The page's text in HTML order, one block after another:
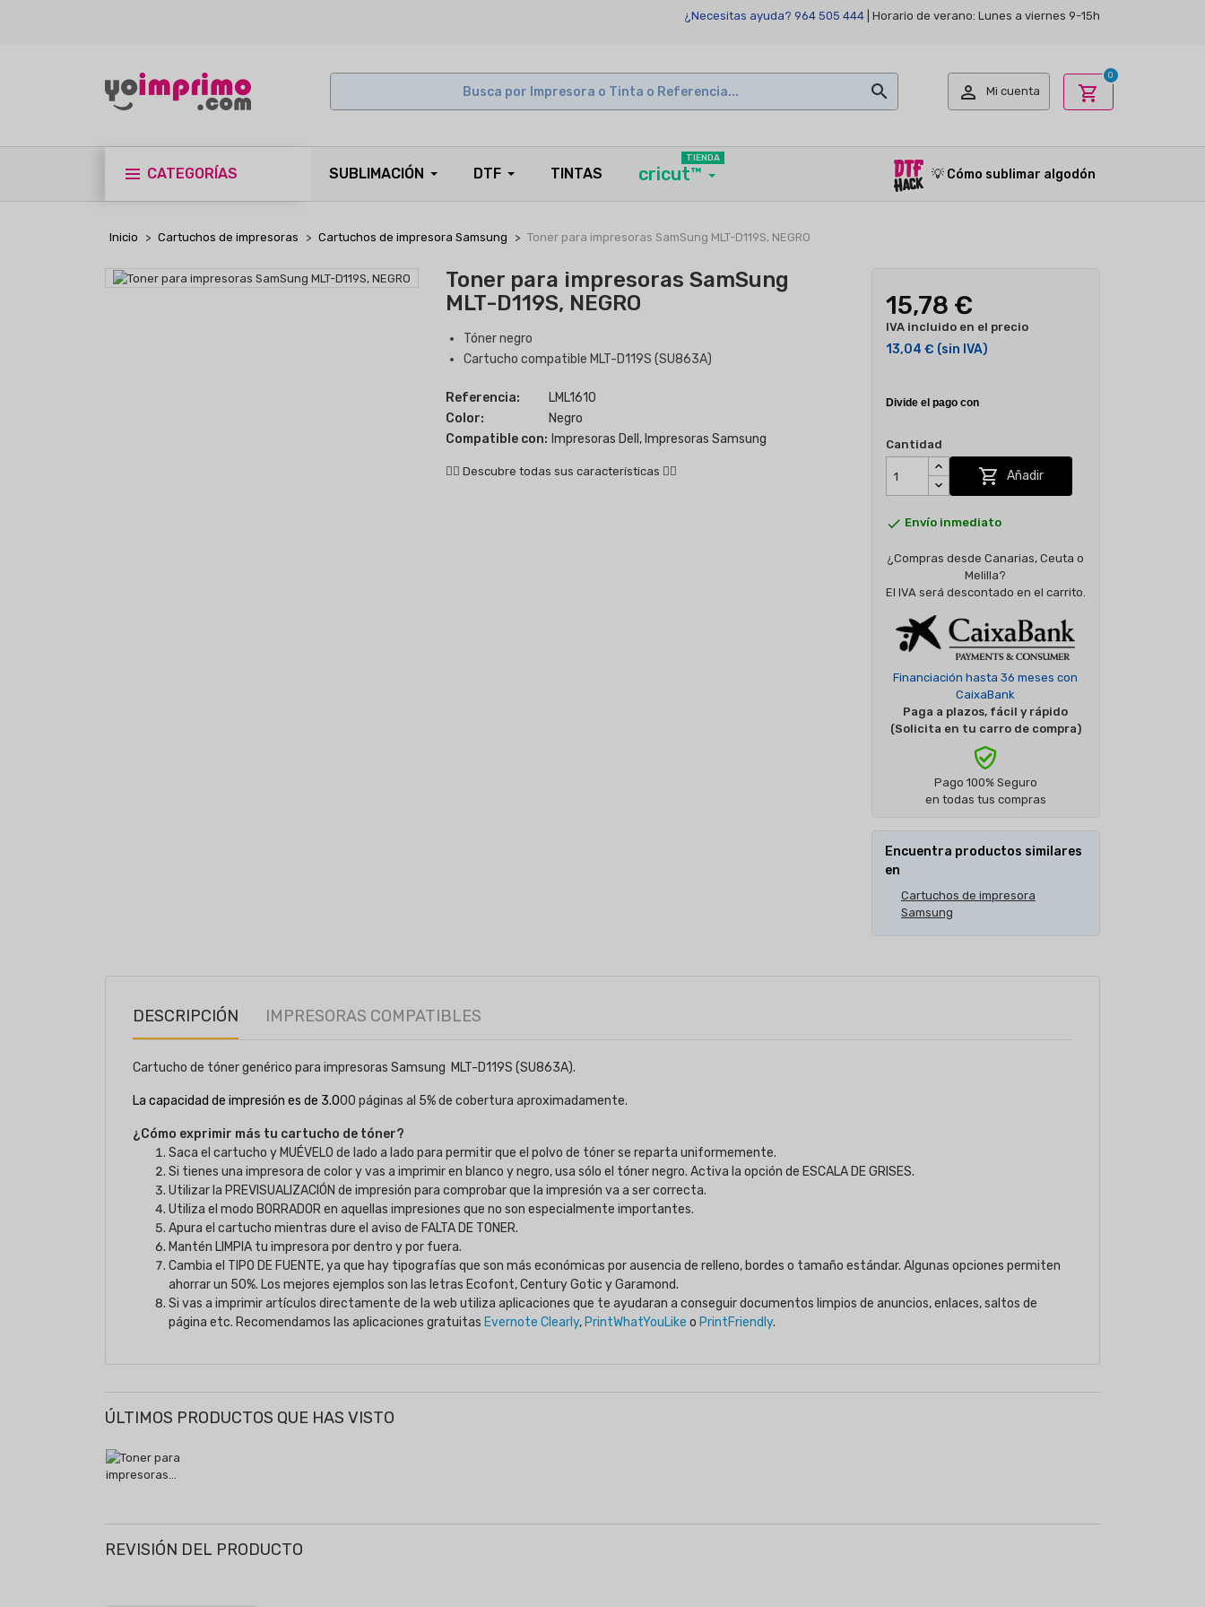
¿Necesitas ayuda? 964 505 444 | Horario de verano: Lunes a viernes 9-15h
  Mi cuenta shopping_cart
0
CATEGORÍAS SUBLIMACIÓN DTF TINTAS cricut™
TIENDA
💡 Cómo sublimar algodón
Inicio Cartuchos de impresoras Cartuchos de impresora Samsung Toner para impresoras SamSung MLT-D119S, NEGRO
Toner para impresoras SamSung
MLT-D119S, NEGRO
Tóner negro
Cartucho compatible MLT-D119S (SU863A)
Referencia:
LML1610
Color:
Negro
Compatible con: Impresoras Dell, Impresoras Samsung
👇🏻 Descubre todas sus características 👇🏻
15,78 €
IVA incluido en el precio
13,04 € (sin IVA)
Cantidad
 Añadir
 Envío inmediato
¿Compras desde Canarias, Ceuta o
Melilla?
El IVA será descontado en el carrito.
Financiación hasta 36 meses con
CaixaBank
Paga a plazos, fácil y rápido
(Solicita en tu carro de compra)
Pago 100% Seguro
en todas tus compras
Encuentra productos similares
en
Cartuchos de impresora
Samsung
DESCRIPCIÓN IMPRESORAS COMPATIBLES
Cartucho de tóner genérico para impresoras Samsung MLT-D119S (SU863A).
La capacidad de impresión es de 3.000 páginas al 5% de cobertura aproximadamente.
¿Cómo exprimir más tu cartucho de tóner?
Saca el cartucho y MUÉVELO de lado a lado para permitir que el polvo de tóner se reparta uniformemente.
Si tienes una impresora de color y vas a imprimir en blanco y negro, usa sólo el tóner negro. Activa la opción de ESCALA DE GRISES.
Utilizar la PREVISUALIZACIÓN de impresión para comprobar que la impresión va a ser correcta.
Utiliza el modo BORRADOR en aquellas impresiones que no son especialmente importantes.
Apura el cartucho mientras dure el aviso de FALTA DE TONER.
Mantén LIMPIA tu impresora por dentro y por fuera.
Cambia el TIPO DE FUENTE, ya que hay tipografías que son más económicas por ausencia de relleno, bordes o tamaño estándar. Algunas opciones permiten
ahorrar un 50%. Los mejores ejemplos son las letras Ecofont, Century Gotic y Garamond.
Si vas a imprimir artículos directamente de la web utiliza aplicaciones que te ayudaran a conseguir documentos limpios de anuncios, enlaces, saltos de
página etc. Recomendamos las aplicaciones gratuitas Evernote Clearly, PrintWhatYouLike o PrintFriendly.
ÚLTIMOS PRODUCTOS QUE HAS VISTO
REVISIÓN DEL PRODUCTO